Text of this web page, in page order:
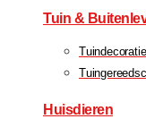
Tuin &
Tuindecoratie
Huisdieren